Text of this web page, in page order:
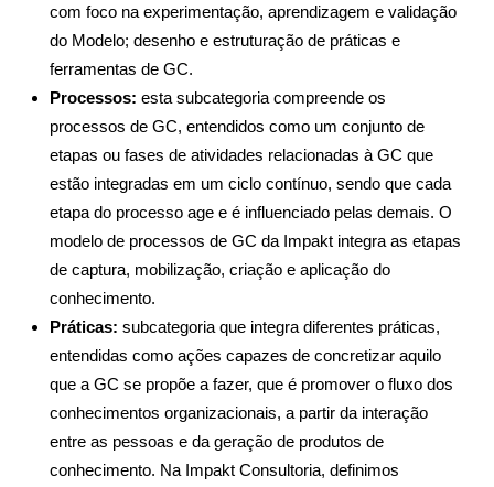
com foco na experimentação, aprendizagem e validação
do Modelo; desenho e estruturação de práticas e
ferramentas de GC.
Processos: esta subcategoria compreende os
processos de GC, entendidos como um conjunto de
etapas ou fases de atividades relacionadas à GC que
estão integradas em um ciclo contínuo, sendo que cada
etapa do processo age e é influenciado pelas demais. O
modelo de processos de GC da Impakt integra as etapas
de captura, mobilização, criação e aplicação do
conhecimento.
Práticas: subcategoria que integra diferentes práticas,
entendidas como ações capazes de concretizar aquilo
que a GC se propõe a fazer, que é promover o fluxo dos
conhecimentos organizacionais, a partir da interação
entre as pessoas e da geração de produtos de
conhecimento. Na Impakt Consultoria, definimos